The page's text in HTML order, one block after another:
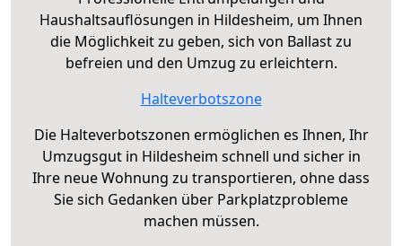
Haushaltsauflösungen in Hildesheim, um Ihnen
die Möglichkeit zu geben, sich von Ballast zu
befreien und den Umzug zu erleichtern.
Halteverbotszone
Die Halteverbotszonen ermöglichen es Ihnen, Ihr
Umzugsgut in Hildesheim schnell und sicher in
Ihre neue Wohnung zu transportieren, ohne dass
Sie sich Gedanken über Parkplatzprobleme
machen müssen.